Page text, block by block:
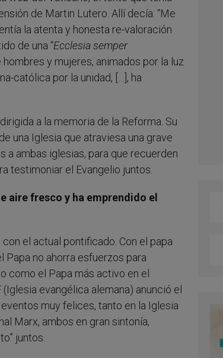
de Martin Lutero. Allí decía: “Me
la atenta y honesta re-valoración
de una “Ecclesia semper
y mujeres, animados por la luz
católica por la unidad, […], ha
a la memoria de la Reforma. Su
una Iglesia que atraviesa una grave
a ambas iglesias, para que recuerden
testimoniar el Evangelio juntos.
aire fresco y ha emprendido el
el actual pontificado. Con el papa
no ahorra esfuerzos para
como el Papa más activo en el
evangélica alemana) anunció el
muy felices, tanto en la Iglesia
Marx, ambos en gran sintonía,
juntos.